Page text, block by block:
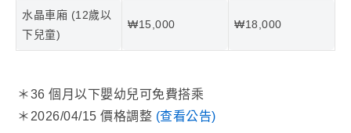
水晶車廂 (12歲以
下兒童)
₩15,000 ₩18,000
＊36 個月以下嬰幼兒可免費搭乘
＊2026/04/15 價格調整 (查看公告)